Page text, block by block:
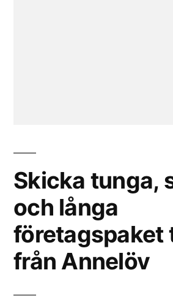
Skicka tunga,
och långa
företagspaket
från Annelöv